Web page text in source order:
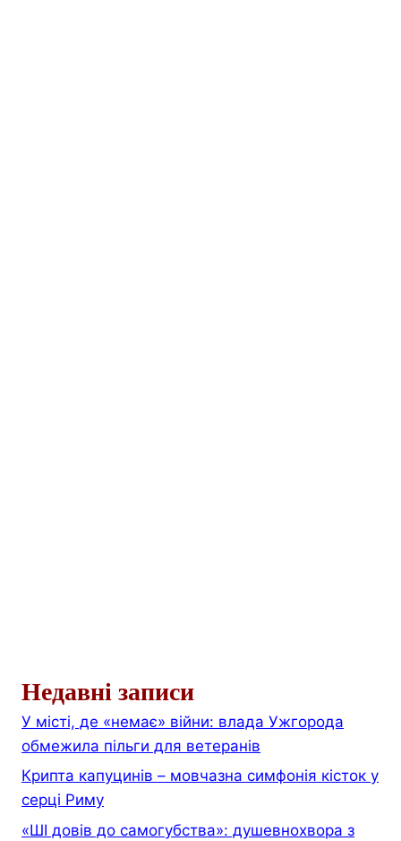
Недавні записи
У місті, де «немає» війни: влада Ужгорода
обмежила пільги для ветеранів
Крипта капуцинів – мовчазна симфонія кісток у
серці Риму
«ШІ довів до самогубства»: душевнохвора з